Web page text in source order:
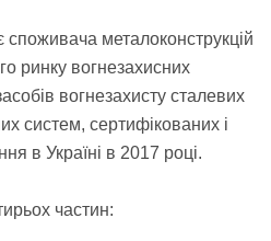
споживача металоконструкцій
ринку вогнезахисних
вогнезахисту сталевих
систем, сертифікованих і
в Україні в 2017 році.
частин: